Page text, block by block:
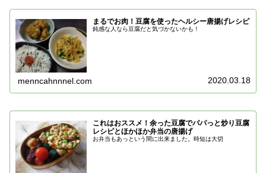
まるでお肉！豆腐を使ったヘルシー唐揚げレシピ
鈍感な人なら豆腐だと気づかないかも！
menncahnnnel.com 2020.03.18
これはおススメ！余った豆腐でパパっと炒り豆腐
レシピとほかほか弁当の唐揚げ
お弁当もあっという間に出来ました。時短は大切